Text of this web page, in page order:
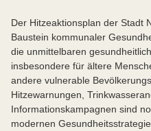
Der Hitzeaktionsplan der Stadt
Baustein kommunaler
die unmittelbaren
insbesondere für ältere
andere vulnerable
Hitzewarnungen,
Informationskampagnen sind
modernen